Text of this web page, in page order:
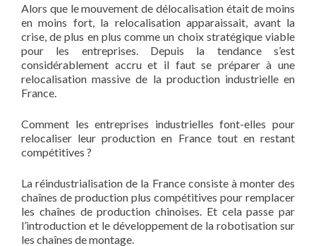
Alors que le mouvement de délocalisation était de moins
en moins fort, la relocalisation apparaissait, avant la
crise, de plus en plus comme un choix stratégique viable
pour les entreprises. Depuis la tendance s’est
considérablement accru et il faut se préparer à une
relocalisation massive de la production industrielle en
France.
Comment les entreprises industrielles font-elles pour
relocaliser leur production en France tout en restant
compétitives ?
La réindustrialisation de la France consiste à monter des
chaînes de production plus compétitives pour remplacer
les chaînes de production chinoises. Et cela passe par
l’introduction et le développement de la robotisation sur
les chaînes de montage.